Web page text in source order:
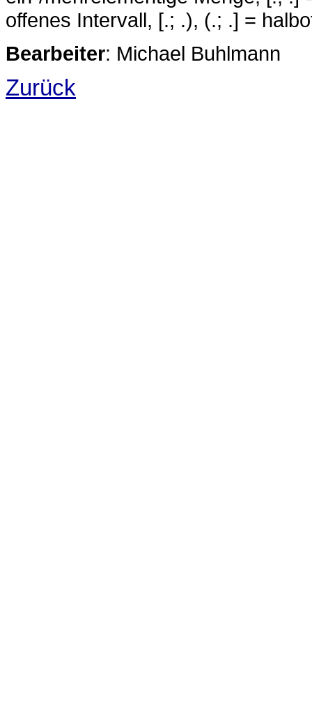
offenes Intervall, [.; .), (.; .] =
Bearbeiter: Michael Buhlmann
Zurück